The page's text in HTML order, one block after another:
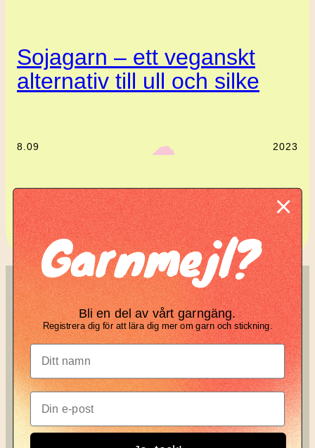
Sojagarn – ett veganskt
alternativ till ull och silke
8.09 ‎ ‎‎ ☁︎‎‎ 2023
Komplett guide: Lär dig
tova din stickning
SÖK
Search
KNIT KNOT
Manifesto
Garnmejl?
Bli en del av vårt garngäng.
Registrera dig för att lära dig mer om garn och stickning.